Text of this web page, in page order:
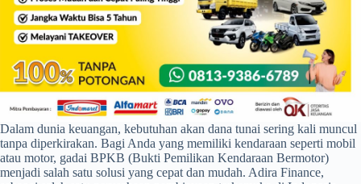
Dalam dunia keuangan, kebutuhan akan dana tunai sering kali muncul
tanpa diperkirakan. Bagi Anda yang memiliki kendaraan seperti mobil
atau motor, gadai BPKB (Bukti Pemilikan Kendaraan Bermotor)
menjadi salah satu solusi yang cepat dan mudah. Adira Finance,